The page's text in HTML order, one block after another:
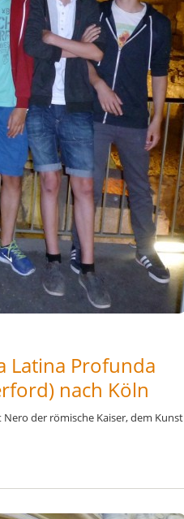
Latina Profunda
nach Köln
der römische Kaiser, dem Kunst